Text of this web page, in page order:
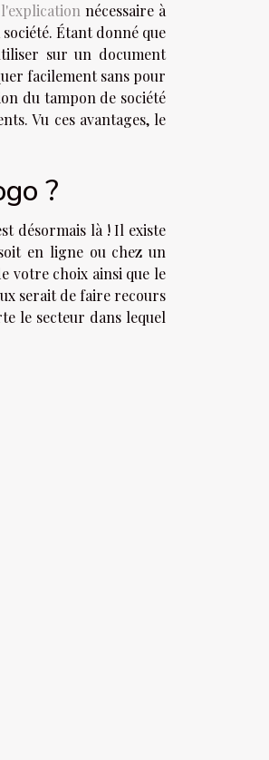
l'explicationnécessaire à
Étant donné que
sur un document
facilement sans pour
du tampon de société
Vu ces avantages, le
?
désormais là ! Il existe
en ligne ou chez un
votre choix ainsi que le
serait de faire recours
le secteur dans lequel